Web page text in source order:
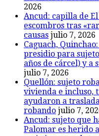
2026
Ancud: capilla de
escombros tras
causas julio 7, 2026
Caguach,
presidio para
años de cárcel) y a
julio 7, 2026
Quellón: sujeto
vivienda e incluso,
ayudaron a
robando julio 7,
Ancud: sujeto que
Palomar es herido